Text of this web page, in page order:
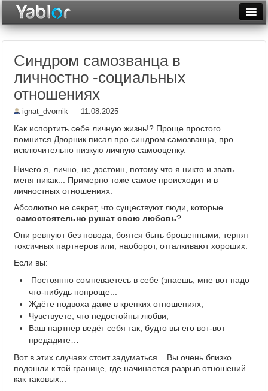
Неделя
Месяц
Рейтинги
Архив
Фототоп
Видеотоп
Синдром самозванца в
личностно -социальных
отношениях
ignat_dvornik — 11.08.2025
Как испортить себе личную жизнь!? Проще простого.
помнится Дворник писал про синдром самозванца, про
исключительно низкую личную самооценку.
Ничего я, лично, не достоин, потому что я никто и звать
меня никак... Примерно тоже самое происходит и в
личностных отношениях.
Абсолютно не секрет, что существуют люди, которые
самостоятельно рушат свою любовь?
Они ревнуют без повода, боятся быть брошенными, терпят
токсичных партнеров или, наоборот, отталкивают хороших.
Если вы:
Постоянно сомневаетесь в себе (знаешь, мне вот надо
что-нибудь попроще...
Ждёте подвоха даже в крепких отношениях,
Чувствуете, что недостойны любви,
Ваш партнер ведёт себя так, будто вы его вот-вот
предадите…
Вот в этих случаях стоит задуматься... Вы очень близко
подошли к той границе, где начинается разрыв отношений
как таковых...